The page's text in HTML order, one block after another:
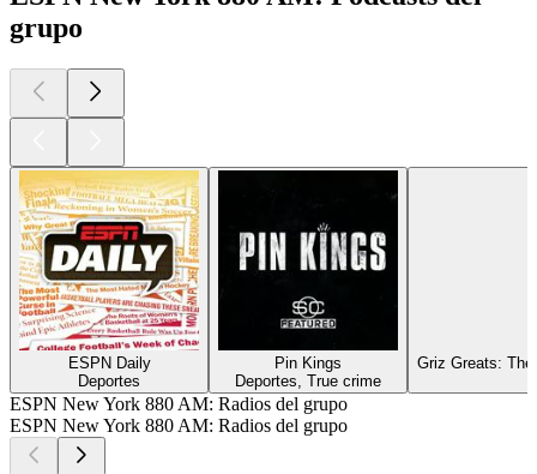
grupo
ESPN Daily
Deportes
Pin Kings
Deportes, True crime
Griz Greats:
ESPN New York 880 AM: Radios del grupo
ESPN New York 880 AM: Radios del grupo